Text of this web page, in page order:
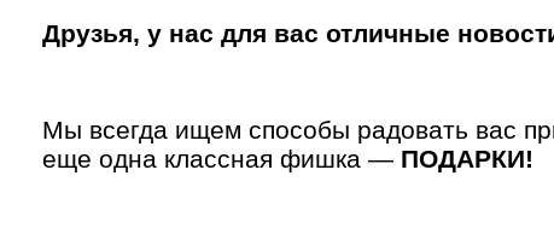
Друзья, у нас для вас отличные
Мы всегда ищем способы радовать вас
еще одна классная фишка — ПОДАРКИ!